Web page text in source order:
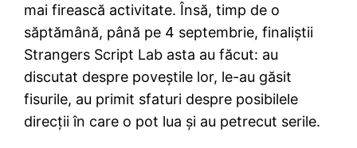
mai firească activitate. Însă, timp de o
săptămână, până pe 4 septembrie, finaliştii
Strangers Script Lab asta au făcut: au
discutat despre poveştile lor, le-au găsit
fisurile, au primit sfaturi despre posibilele
direcţii în care o pot lua şi au petrecut serile.